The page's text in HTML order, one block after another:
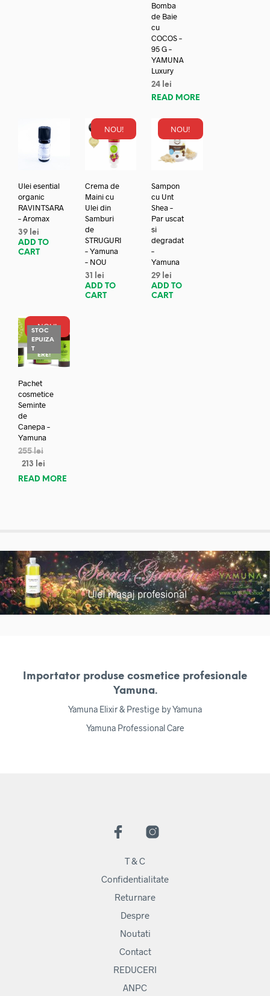
Bomba
de Baie
cu
COCOS –
95 G –
YAMUNA
Luxury
24 lei
READ MORE
Ulei esential
organic
RAVINTSARA
– Aromax
39 lei
ADD TO
CART
NOU!
Crema de
Maini cu
Ulei din
Samburi
de
STRUGURI
– Yamuna
– NOU
31
lei
ADD TO
CART
NOU!
Sampon
cu Unt
Shea –
Par uscat
si
degradat
–
Yamuna
29 lei
ADD TO
CART
NOU!
STOC
EPUIZA
TREDUC
ERE!
Pachet
cosmetice
Seminte
de
Canepa –
Yamuna
255lei
213
lei
READ MORE
Importator produse cosmetice profesionale
Yamuna.
Yamuna Elixir & Prestige by Yamuna
Yamuna Professional Care
T & C
Confidentialitate
Returnare
Despre
Noutati
Contact
REDUCERI
ANPC